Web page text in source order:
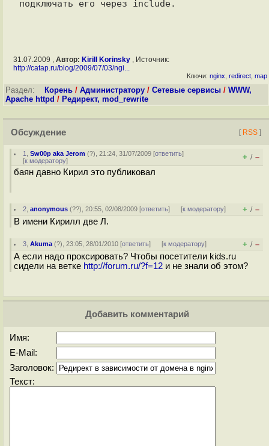
31.07.2009 , Автор: Kirill Korinsky, Источник:
http://catap.ru/blog/2009/07/03/ngi...
Ключи: nginx redirect map
Раздел: Корень / Администратору / Сетевые сервисы / WWW,
Apache httpd / Редирект, mod_rewrite
Обсуждение [ RSS ]
1 ,Sw00p aka Jerom (?), 21:24, 31/07/2009 [ответить]
[к модератору] + / –
баян давно Кирил это публиковал
2 ,anonymous (??), 20:55, 02/08/2009 [ответить] [к модератору] + / –
В имени Кирилл две Л.
3 ,Akuma (?), 23:05, 28/01/2010 [ответить] [к модератору] + / –
А если надо проксировать? Чтобы посетители kids.ru
сидели на ветке http://forum.ru/?f=12 и не знали об этом?
Добавить комментарий
Имя:
E-Mail:
Заголовок:
Текст: